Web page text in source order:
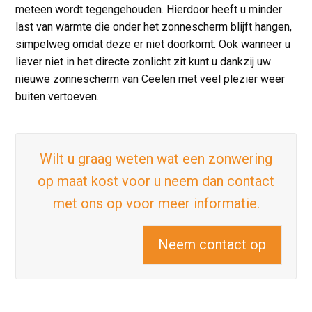
meteen wordt tegengehouden. Hierdoor heeft u minder
last van warmte die onder het zonnescherm blijft hangen,
simpelweg omdat deze er niet doorkomt. Ook wanneer u
liever niet in het directe zonlicht zit kunt u dankzij uw
nieuwe zonnescherm van Ceelen met veel plezier weer
buiten vertoeven.
Wilt u graag weten wat een zonwering
op maat kost voor u neem dan contact
met ons op voor meer informatie.
Neem contact op